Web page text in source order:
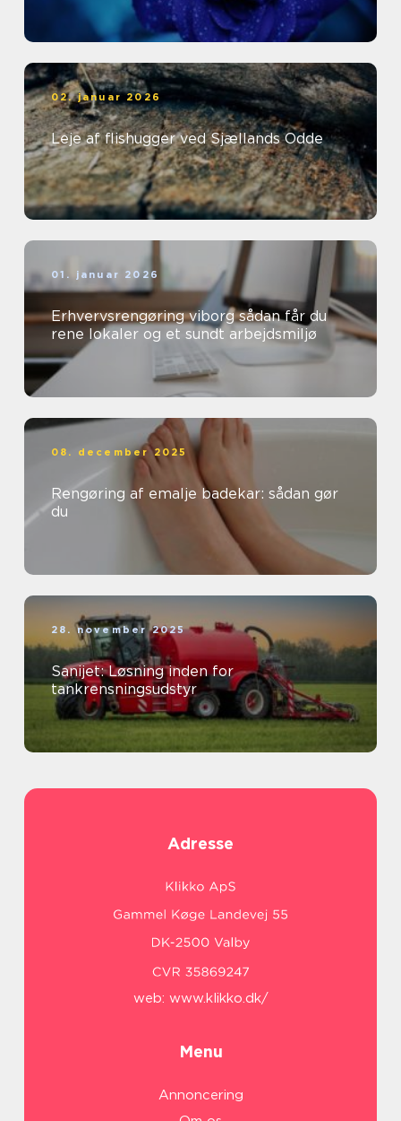
02. januar 2026
Leje af flishugger ved Sjællands Odde
01. januar 2026
Erhvervsrengøring viborg sådan får du
rene lokaler og et sundt arbejdsmiljø
08. december 2025
Rengøring af emalje badekar: sådan gør
du
28. november 2025
Sanijet: Løsning inden for
tankrensningsudstyr
Adresse
web: www.klikko.dk/
Menu
Annoncering